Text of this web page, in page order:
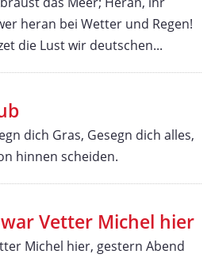
heran bei Wetter und Regen!
die Lust wir deutschen...
dich Gras, Gesegn dich alles,
hinnen scheiden.
Vetter Michel hier
Michel hier, gestern Abend